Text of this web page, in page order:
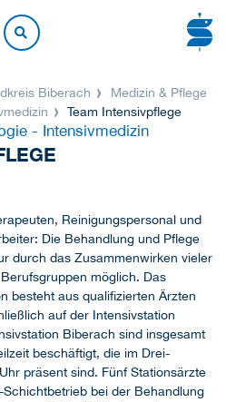
Biberach
Medizin & Pflege
Team Intensivpflege
- Intensivmedizin
Reinigungspersonal und
Die Behandlung und Pflege
durch das Zusammenwirken vieler
möglich. Das
besteht aus qualifizierten Ärzten
auf der Intensivstation
Biberach sind insgesamt
beschäftigt, die im Drei-
präsent sind. Fünf Stationsärzte
bei der Behandlung